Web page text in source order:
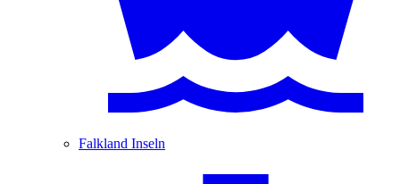
Falkland Inseln